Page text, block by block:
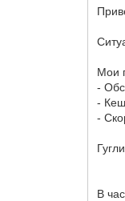
Мои
-
-
-
В